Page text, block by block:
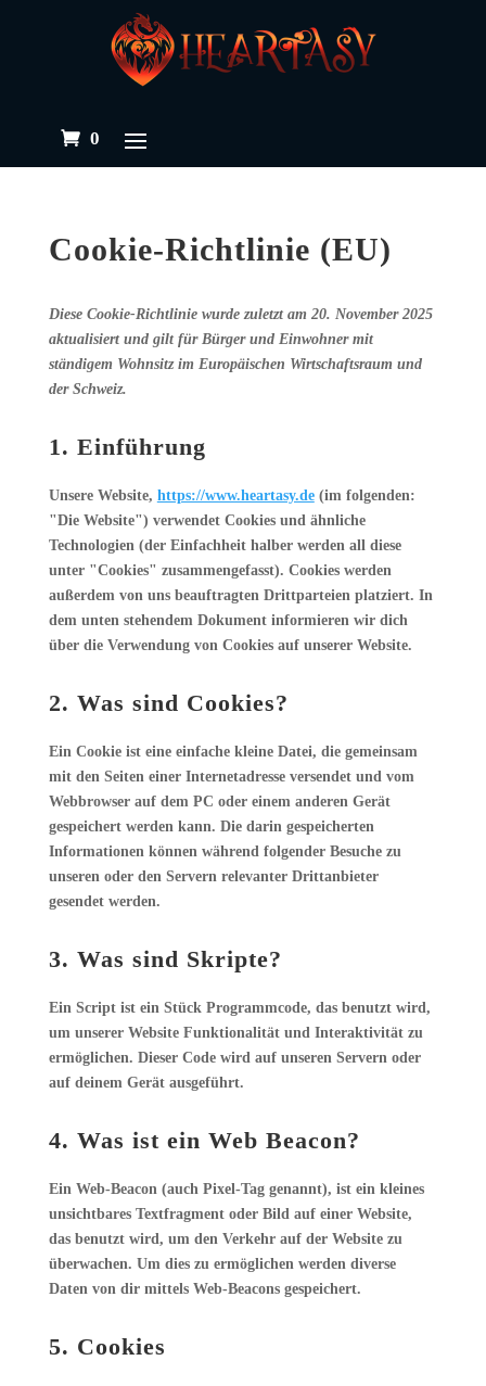
0
Cookie-Richtlinie (EU)
Diese Cookie-Richtlinie wurde zuletzt am 20. November 2025
aktualisiert und gilt für Bürger und Einwohner mit
ständigem Wohnsitz im Europäischen Wirtschaftsraum und
der Schweiz.
1. Einführung
Unsere Website, https://www.heartasy.de(im folgenden:
"Die Website") verwendet Cookies und ähnliche
Technologien (der Einfachheit halber werden all diese
unter "Cookies" zusammengefasst). Cookies werden
außerdem von uns beauftragten Drittparteien platziert. In
dem unten stehendem Dokument informieren wir dich
über die Verwendung von Cookies auf unserer Website.
2. Was sind Cookies?
Ein Cookie ist eine einfache kleine Datei, die gemeinsam
mit den Seiten einer Internetadresse versendet und vom
Webbrowser auf dem PC oder einem anderen Gerät
gespeichert werden kann. Die darin gespeicherten
Informationen können während folgender Besuche zu
unseren oder den Servern relevanter Drittanbieter
gesendet werden.
3. Was sind Skripte?
Ein Script ist ein Stück Programmcode, das benutzt wird,
um unserer Website Funktionalität und Interaktivität zu
ermöglichen. Dieser Code wird auf unseren Servern oder
auf deinem Gerät ausgeführt.
4. Was ist ein Web Beacon?
Ein Web-Beacon (auch Pixel-Tag genannt), ist ein kleines
unsichtbares Textfragment oder Bild auf einer Website,
das benutzt wird, um den Verkehr auf der Website zu
überwachen. Um dies zu ermöglichen werden diverse
Daten von dir mittels Web-Beacons gespeichert.
5. Cookies